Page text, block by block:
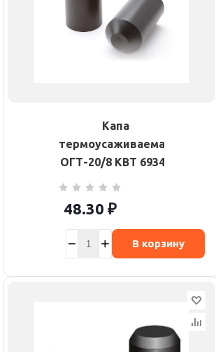
Капа
термоусаживаемая
ОГТ-20/8 КВТ 69341
48.30 ₽
В корзину